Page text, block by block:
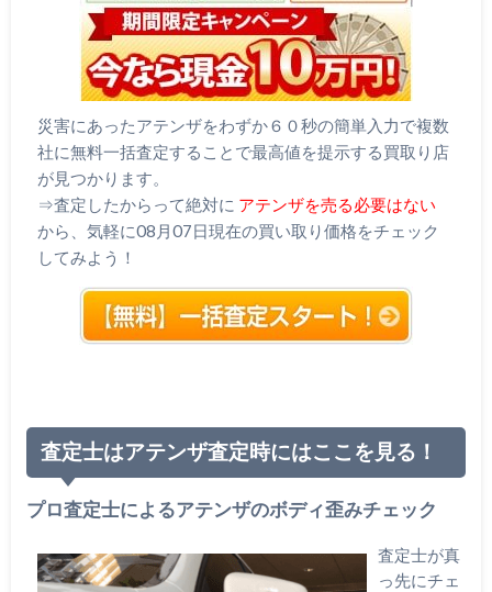
災害にあったアテンザをわずか６０秒の簡単入力で複数
社に無料一括査定することで最高値を提示する買取り店
が見つかります。
⇒査定したからって絶対に アテンザを売る必要はない
から、気軽に08月07日現在の買い取り価格をチェック
してみよう！
査定士はアテンザ査定時にはここを見る！
プロ査定士によるアテンザのボディ歪みチェック
査定士が真
っ先にチェ